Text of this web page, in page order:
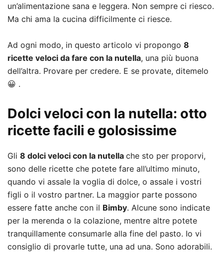
un’alimentazione sana e leggera. Non sempre ci riesco.
Ma chi ama la cucina difficilmente ci riesce.
Ad ogni modo, in questo articolo vi propongo 8
ricette veloci da fare con la nutella, una più buona
dell’altra. Provare per credere. E se provate, ditemelo
😀 .
Dolci veloci con la nutella: otto
ricette facili e golosissime
Gli 8 dolci veloci con la nutella che sto per proporvi,
sono delle ricette che potete fare all’ultimo minuto,
quando vi assale la voglia di dolce, o assale i vostri
figli o il vostro partner. La maggior parte possono
essere fatte anche con il Bimby. Alcune sono indicate
per la merenda o la colazione, mentre altre potete
tranquillamente consumarle alla fine del pasto. Io vi
consiglio di provarle tutte, una ad una. Sono adorabili.